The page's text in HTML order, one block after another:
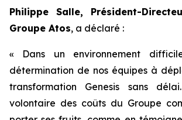
Philippe Salle, Président-
Groupe Atos, a déclaré :
« Dans un environnement
détermination de nos équipes à
transformation Genesis sans
volontaire des coûts du Groupe